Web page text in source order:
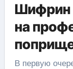
Шифрин
на
В первую